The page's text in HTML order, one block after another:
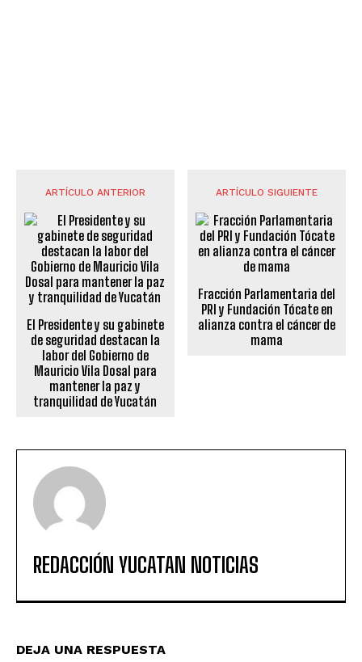
ARTÍCULO ANTERIOR
El Presidente y su gabinete
de seguridad destacan la
labor del Gobierno de
Mauricio Vila Dosal para
mantener la paz y
tranquilidad de Yucatán
ARTÍCULO SIGUIENTE
Fracción Parlamentaria del
PRI y Fundación Tócate en
alianza contra el cáncer de
mama
REDACCIÓN YUCATAN NOTICIAS
DEJA UNA RESPUESTA